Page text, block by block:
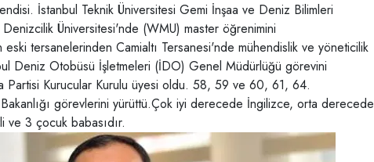
İstanbul Teknik Üniversitesi Gemi İnşaa ve Deniz Bilimleri
Üniversitesi'nde (WMU) master öğrenimini
eski tersanelerinden Camialtı Tersanesi'nde mühendislik ve yöneticilik
Deniz Otobüsü İşletmeleri (İDO) Genel Müdürlüğü görevini
Partisi Kurucular Kurulu üyesi oldu. 58, 59 ve 60, 61, 64.
Bakanlığı görevlerini yürüttü.Çok iyi derecede İngilizce, orta derecede
ve 3 çocuk babasıdır.